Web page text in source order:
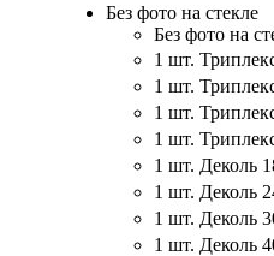
Без фото на стекле
Без фото на
1 шт.
1 шт.
1 шт.
1 шт.
1 шт. Деколь
1 шт. Деколь
1 шт. Деколь
1 шт. Деколь